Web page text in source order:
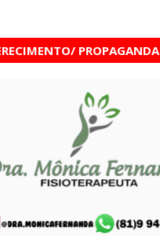
PROPAGANDA